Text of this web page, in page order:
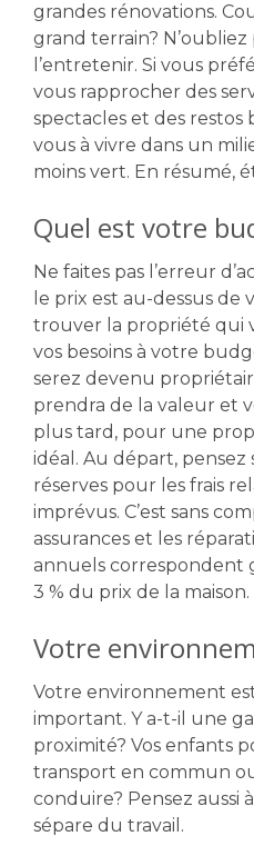
grandes rénovations.
grand terrain?
l’entretenir. Si vous
vous rapprocher des
spectacles et des restos
vous à vivre dans un
moins vert. En résumé,
Quel est votre
Ne faites pas l’erreur
le prix est au-dessus de
trouver la propriété qui
vos besoins à votre
serez devenu
prendra de la valeur et
plus tard, pour une
idéal. Au départ,
réserves pour les frais
imprévus. C’est sans
assurances et les
annuels correspondent
3 % du prix de la maison.
Votre
Votre environnement
important. Y a-t-il une
proximité? Vos enfants
transport en commun
conduire? Pensez aussi
sépare du travail.